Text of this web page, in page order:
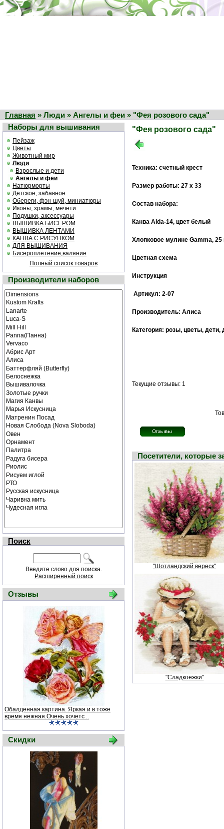
Главная » Люди » Ангелы и феи » "Фея розового сада"
Наборы для вышивания
Пейзаж
Цветы
Животный мир
Люди
Взрослые и дети
Ангелы и феи
Натюрморты
Детское, забавное
Обереги, фэн-шуй, миниатюры
Иконы, храмы, мечети
Подушки, аксессуары
ВЫШИВКА БИСЕРОМ
ВЫШИВКА ЛЕНТАМИ
КАНВА С РИСУНКОМ
ДЛЯ ВЫШИВАНИЯ
Бисероплетение,валяние
Полный список товаров
Производители наборов
Поиск
Введите слово для поиска.
Расширенный поиск
Отзывы
Обалденная картина. Яркая и в тоже
время нежная.Очень хочетс ..
Скидки
"Фея розового сада"
Техника: счетный крест
Размер работы: 27 х 33
Состав набора:
Канва Aida-14, цвет белый
Хлопковое мулине Gamma, 25
Цветная схема
Инструкция
Артикул: 2-07
Производитель: Алиса
Категория: розы, цветы, дети,
Текущие отзывы: 1
Посетители, которые
"Шотландский вереск"
"Сладкоежки"